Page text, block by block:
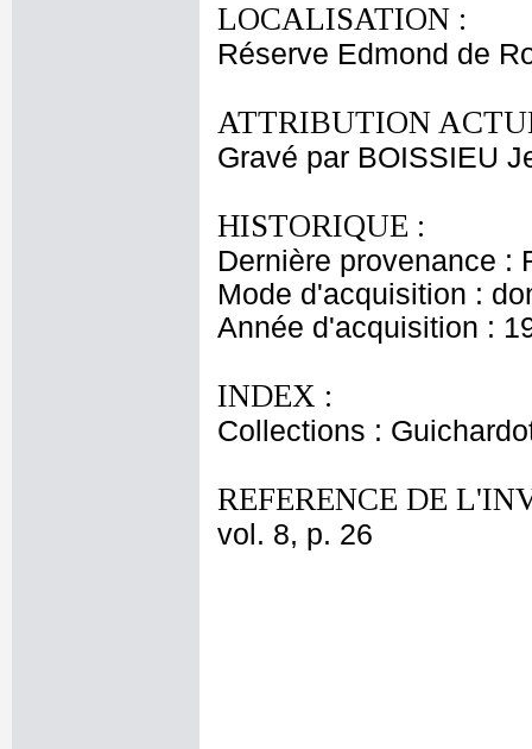
LOCALISATION :
Réserve Edmond de
ATTRIBUTION
Gravé par BOISSIEU
HISTORIQUE :
Dernière provenance :
Mode d'acquisition :
Année d'acquisition :
INDEX :
Collections :
REFERENCE DE
vol. 8, p. 26